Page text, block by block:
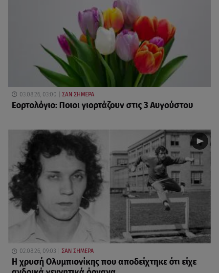
03.08.26, 03:00 ΣΑΝ ΣΗΜΕΡΑ
Εορτολόγιο: Ποιοι γιορτάζουν στις 3 Αυγούστου
02.08.26, 09:03 ΣΑΝ ΣΗΜΕΡΑ
Η χρυσή Oλυμπιονίκης που αποδείχτηκε ότι είχε